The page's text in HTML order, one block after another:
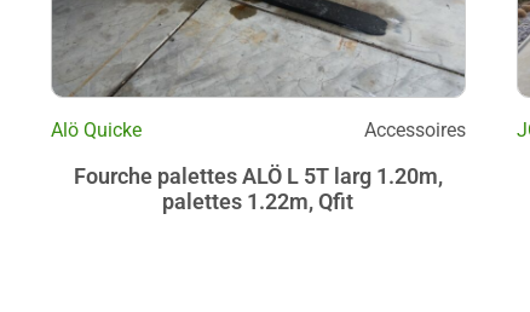
Alö Quicke Accessoires
Fourche palettes ALÖ L 5T larg 1.20m,
palettes 1.22m, Qfit